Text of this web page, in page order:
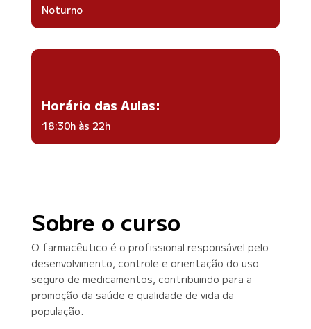
Noturno
Horário das Aulas:
18:30h às 22h
Sobre o curso
O farmacêutico é o profissional responsável pelo
desenvolvimento, controle e orientação do uso
seguro de medicamentos, contribuindo para a
promoção da saúde e qualidade de vida da
população.